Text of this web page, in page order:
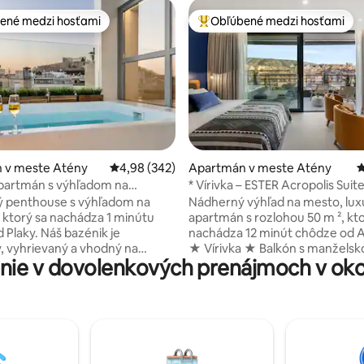
4,9 z 5, počet hodnotení: 582
medzi hosťami
medzi hosťami
v meste Atény Priemerné ohodnotenie 4,98 z 5, počet
4,98 (342)
s výhľadom na
vykurovaným bazénom
penthouse s výhľadom na
sa nachádza 1 minútu
bazénik je
vyhrievaný a vhodný na
Batožinu je možné
(alebo skôr v závislosti od
pohovka s
Najobľúbenejšie medzi hosťami
Obľúbené medzi hosťami
Apartmán v meste Atény
* Vírivka – ESTER Acropolis
Nádherný výhľad na mesto,
apartmán s rozlohou 50 m ²,
nachádza 12 minút chôdze od
★ Vírivka ★ Balkón s
posteľou ★ King ★ Luxusná kúpeľňa s
toaletou ★ Wi-Fi ★ A/C ★ Smart Netflix
centrálna štvrť, 5 minút
metra, pamiatok, miestnych
v dovolenkových prenájmoch v